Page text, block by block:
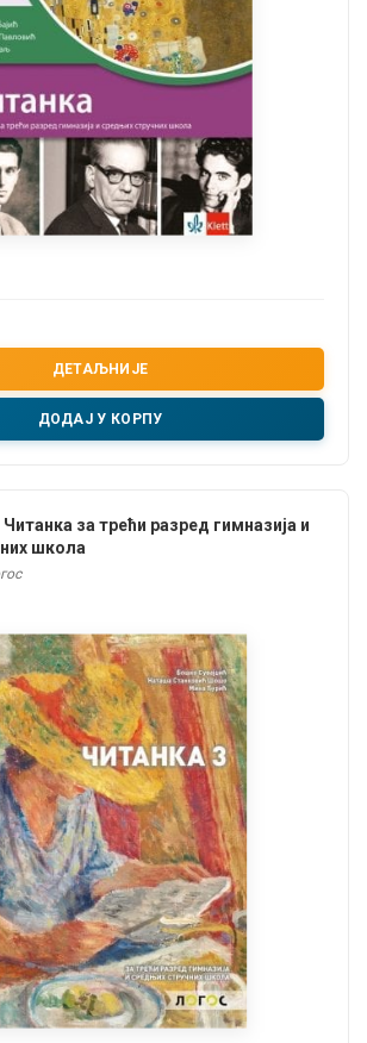
ДЕТАЉНИЈЕ
ДОДАЈ У КОРПУ
Читанка за трећи разред гимназија и
школа